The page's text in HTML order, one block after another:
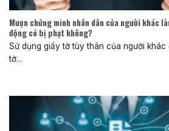
Mượn chứng minh nhân dân của người khác
động có bị phạt không?
Sử dụng giấy tờ tùy thân của người
tờ...